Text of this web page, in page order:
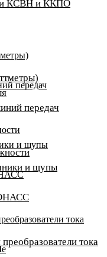
передач
и щупы
тока
КСВН и ККПО
передач
и щупы
тока